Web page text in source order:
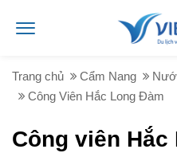
Trang chủ Cẩm Nang
Công Viên Hắc Long Đàm
Công viên Hắc